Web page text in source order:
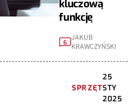
kluczową
funkcję
6 JAKUB
KRAWCZYŃSKI
SPRZĘT
25
STY
2025